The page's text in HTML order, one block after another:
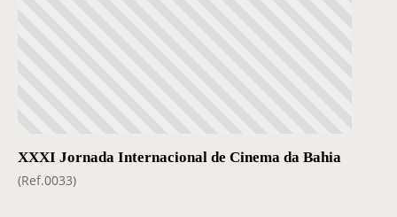
XXXI Jornada Internacional de Cinema da Bahia
(Ref.0033)